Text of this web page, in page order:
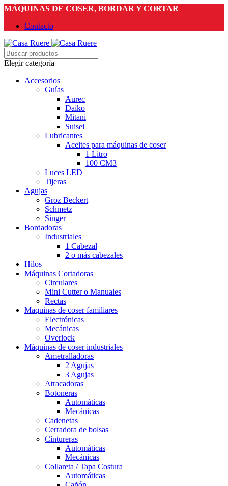
MÁQUINAS DE COSER, BORDAR Y CORTAR
Contacto
Elegir categoría
Accesorios
Guías
Aurec
Daiko
Mitani
Suisei
Lubricantes
Aceites para máquinas de coser
1 Litro
100 CM3
Luces LED
Tijeras
Agujas
Groz Beckert
Schmetz
Singer
Bordadoras
Industriales
1 Cabezal
2 o más cabezales
Hilos
Máquinas Cortadoras
Circulares
Mini Cutter o Manuales
Rectas
Maquinas de coser familiares
Electrónicas
Mecánicas
Overlock
Máquinas de coser industriales
Ametralladoras
2 Agujas
3 Agujas
Atracadoras
Botoneras
Automáticas
Mecánicas
Cadenetas
Cerradora de bolsas
Cintureras
Automáticas
Mecánicas
Collareta / Tapa Costura
Automáticas